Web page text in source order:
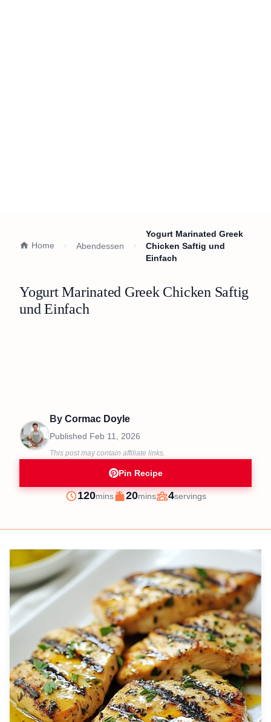
Home Abendessen
Yogurt Marinated Greek
Chicken Saftig und
Einfach
Yogurt Marinated Greek Chicken Saftig
und Einfach
By Cormac Doyle
Published Feb 11, 2026
This post may contain affiliate links.
Pin Recipe
Prep
120minutes
mins
Cook
20minutes
mins
Servings
4servings